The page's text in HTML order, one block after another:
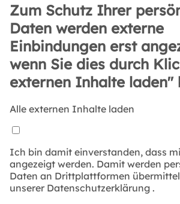
Zum Schutz Ihrer
Daten werden externe
Einbindungen erst
wenn Sie dies durch
externen Inhalte laden"
Alle externen Inhalte laden
Ich bin damit einverstanden, dass
angezeigt werden. Damit werden
Daten an Drittplattformen
unserer Datenschutzerklärung .